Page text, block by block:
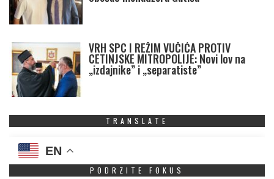
VRH SPC I REŽIM VUČIĆA PROTIV
CETINJSKE MITROPOLIJE: Novi lov na
„izdajnike” i „separatiste”
TRANSLATE
EN
PODRZITE FOKUS